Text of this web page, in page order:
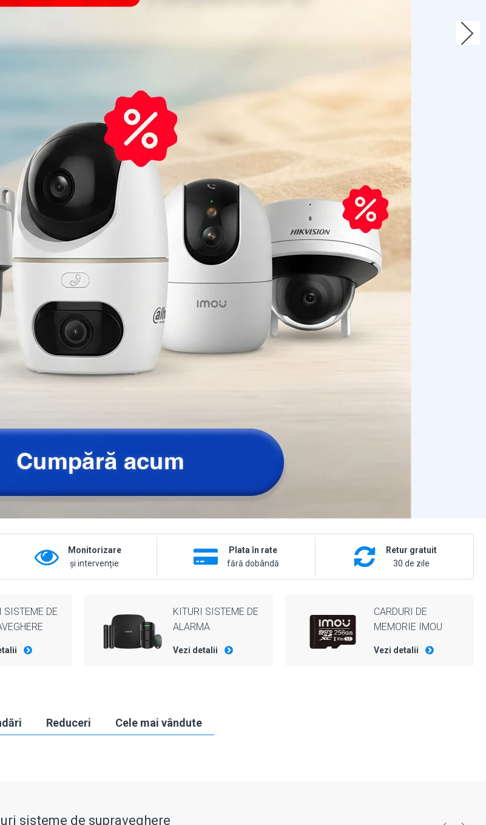
Monitorizare
și intervenție
Plata în rate
fără dobândă
Retur gratuit
30 de zile
SISTEME DE
KITURI SISTEME DE
ALARMA
Vezi detalii
CARDURI DE
MEMORIE IMOU
Vezi detalii
Reduceri Cele mai vândute
sisteme de supraveghere